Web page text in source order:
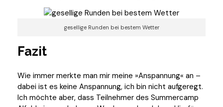
gesellige Runden bei bestem Wetter
Fazit
Wie immer merkte man mir meine »Anspannung« an –
dabei ist es keine Anspannung, ich bin nicht aufgeregt.
Ich möchte aber, dass Teilnehmer des Summercamp